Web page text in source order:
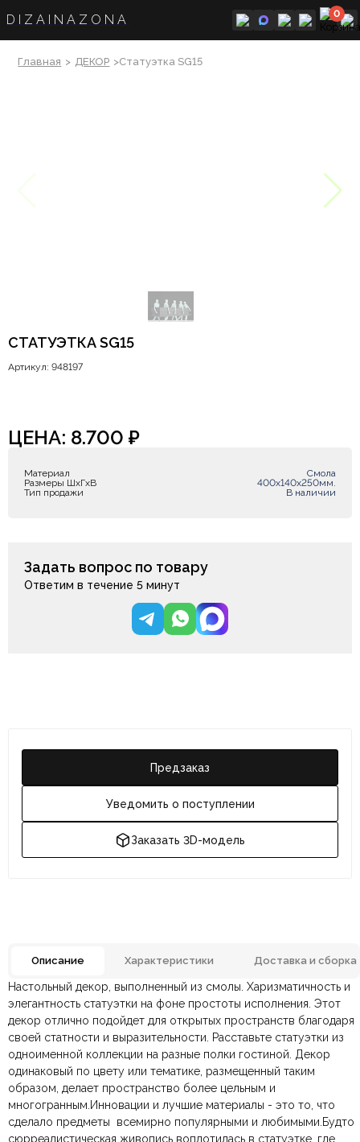
DIZAINAZONA 0
Главная > ДЕКОР >Статуэтка SG15
СТАТУЭТКА SG15
Артикул: 948197
Предзаказ
Уведомить о поступлении
Заказать 3D-модель
ЦЕНА: 8.700 ₽
Материал
Смола
Размеры ШxГxВ
400х140х250мм.
Тип продажи
В наличии
Задать вопрос по товару
Ответим в течение 5 минут
Описание Характеристики Доставка и сборка
Настольный декор, выполненный из смолы. Харизматичность и
элегантность статуэтки на фоне простоты исполнения. Этот
декор отлично подойдет для открытых пространств благодаря
своей статности и выразительности. Расставьте статуэтки из
одноименной коллекции на разные полки гостиной. Декор
одинаковый по цвету или тематике, размещенный таким
образом, делает пространство более цельным и
многогранным.Инновации и лучшие материалы - это то, что
сделало предметы всемирно популярными и любимыми.Будто
сюрреалистическая живопись воплотилась в статуэтке, где
Материал Смола
Размеры ШxГxВ 400х140х250мм.
Тип продажи
По всей России:отправляем через транспортную
компаниюСДЭК. Срок доставки — до 7 дней
По Москве и Санкт-Петербургу:быстрая
Яндекс.Доставка— доставка в день заказа.
Оплата в салоне-магазине— наличными или картой
при самовывозе.
Безналичная оплата по счёту— для юридических и
физических лиц.
Онлайн оплата картой— быстрая и безопасная через
сайт.
Отзывов ещё нет. Напишите первым.
Ваша общая оценка
Заголовок вашего отзыва